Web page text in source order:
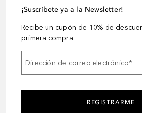
¡Suscríbete ya a la Newsletter!
Recibe un cupón de 10% de
primera compra
Dirección de correo electrónico*
REGISTRARME